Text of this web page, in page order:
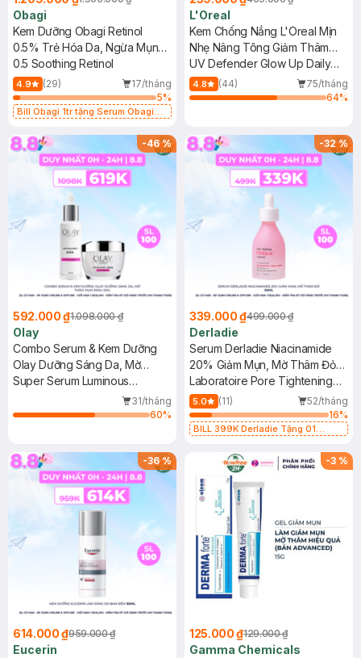
Obagi
Kem Dưỡng Obagi Retinol
0.5% Trẻ Hóa Da, Ngừa Mụn
28g
0.5 Soothing Retinol
4.9 (29)
17/tháng
5%
Bill Obagi 1tr tặng Serum Obagi
L'Oreal
Kem Chống Nắng L'Oreal Mịn
Nhẹ Nâng Tông Giảm Thâm
50ml
UV Defender Glow Up Daily
Sunscreen SPF50+ PA++++
4.8 (44)
75/tháng
64%
-46%
592.000 ₫1.098.000 ₫
Olay
Combo Serum & Kem Dưỡng
Olay Dưỡng Sáng Da, Mờ
Thâm Mụn 30ml+50g
Super Serum Luminous
Niacinamide+AHA + Moisturizer
31/tháng
60%
-32%
339.000 ₫499.000 ₫
Derladie
Serum Derladie Niacinamide
20% Giảm Mụn, Mờ Thâm Đỏ
30ml
Laboratoire Pore Tightening
Ampoule Niacinamide 20% +
Zinc Pca 1%
5.0 (11)
52/tháng
16%
BILL 399K Derladie Tặng 01
Hồi Da Khô 30ml (SL có hạn)
-36%
614.000 ₫959.000 ₫
Eucerin
-3 %
125.000 ₫129.000 ₫
Gamma Chemicals